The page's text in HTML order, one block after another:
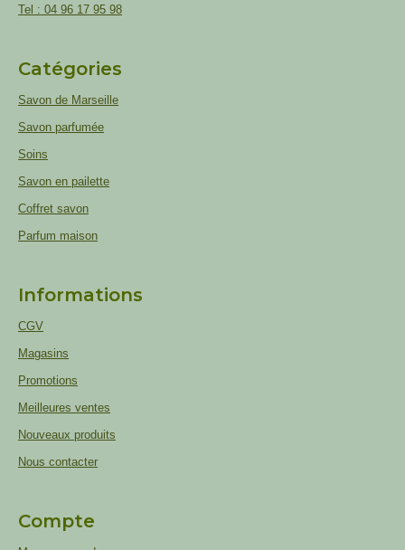
Tel : 04 96 17 95 98
Catégories
Savon de Marseille
Savon parfumée
Soins
Savon en pailette
Coffret savon
Parfum maison
Informations
CGV
Magasins
Promotions
Meilleures ventes
Nouveaux produits
Nous contacter
Compte